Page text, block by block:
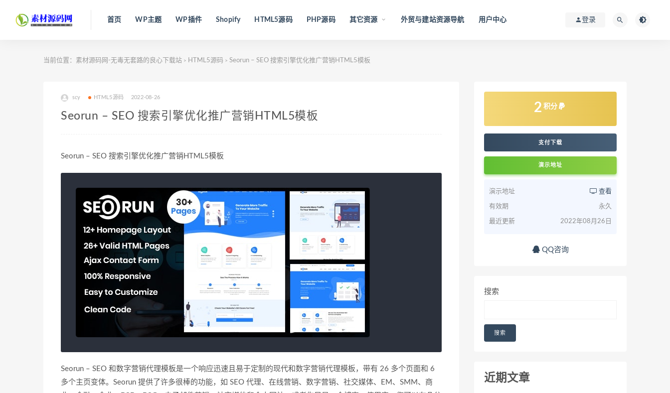
首页 WP主题 WP插件 Shopify HTML5源码 PHP源码 其它资源 外贸与建站资源导航 用户中心 登录
当前位置： 素材源码网-无毒无套路的良心下载站 > HTML5源码 > Seorun – SEO 搜索引擎优化推广营销HTML5模板
scy HTML5源码 2022-08-26
Seorun – SEO 搜索引擎优化推广营销HTML5模板
Seorun – SEO 搜索引擎优化推广营销HTML5模板
Seorun – SEO 和数字营销代理模板是一个响应迅速且易于定制的现代和数字营销代理模板，带有 26 多个页面和 6
多个主页变体。Seorun 提供了许多很棒的功能，如 SEO 代理、在线营销、数字营销、社交媒体、EM、SMM、商
2 积分
支付下载
演示地址
演示地址 查看
有效期 永久
最近更新 2022年08月26日
QQ咨询
搜索
搜索
近期文章